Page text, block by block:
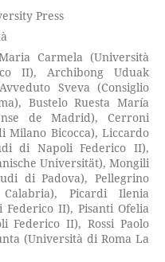
Press
Carmela (Università
II), Archibong Uduak
Sveva (Consiglio
Bustelo Ruesta María
de Madrid), Cerroni
Milano Bicocca), Liccardo
di Napoli Federico II),
Universität), Mongili
di Padova), Pellegrino
Picardi Ilenia
II), Pisanti Ofelia
Federico II), Rossi Paolo
(Università di Roma La